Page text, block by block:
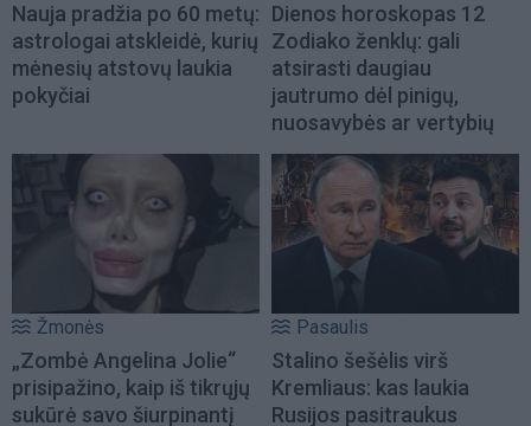
Nauja pradžia po 60 metų:
astrologai atskleidė, kurių
mėnesių atstovų laukia
pokyčiai
Dienos horoskopas 12
Zodiako ženklų: gali
atsirasti daugiau
jautrumo dėl pinigų,
nuosavybės ar vertybių
Žmonės
„Zombė Angelina Jolie“
prisipažino, kaip iš tikrųjų
sukūrė savo šiurpinantį
Pasaulis
Stalino šešėlis virš
Kremliaus: kas laukia
Rusijos pasitraukus